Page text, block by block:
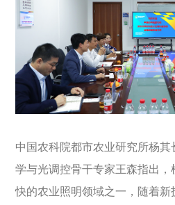
中国农科院都市农业研究所杨
学与光调控骨干专家王森指出
快的农业照明领域之一，随着新